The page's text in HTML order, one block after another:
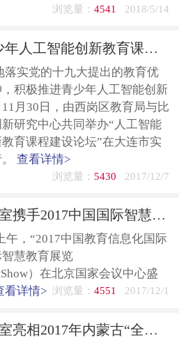
浏览量： 4541 2018/5/14
“全国青少年人工智能创新教育课程建设论坛”暨“全国青少年人工智能教育联盟成立大会”在大连圆满举行
落实党的十九大提出的教育优
积极推进青少年人工智能创新
月30日，由西岗区教育局与比
研究中心共同举办“人工智能
育课程建设论坛”在大连市实
查看详情>
浏览量： 5430 2017/12/7
比特实验室携手2017中国国际智慧教育展 人工智能的未来教育火爆现场
午，“2017中国教育信息化国际
慧教育展览
）在北京国家会议中心盛
看详情> 浏览量： 4551 2017/12/1
比特实验室亮相2017年内蒙古“全国科普日”主场活动